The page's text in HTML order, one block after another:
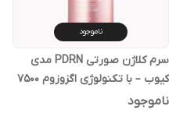
ناموجود
سرم کلاژن صورتی PDRN مدی
کیوب – با تکنولوژی اگزوزوم 7500
ناموجود